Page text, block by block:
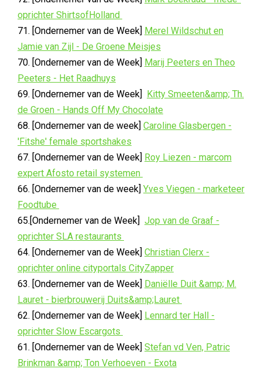
oprichter ShirtsofHolland
71. [Ondernemer van de Week] Merel Wildschut en
Jamie van Zijl - De Groene Meisjes
70. [Ondernemer van de Week] Marij Peeters en Theo
Peeters - Het Raadhuys
69. [Ondernemer van de Week] Kitty Smeeten&amp; Th.
de Groen - Hands Off My Chocolate
68. [Ondernemer van de week] Caroline Glasbergen -
'Fitshe' female sportshakes
67. [Ondernemer van de Week] Roy Liezen - marcom
expert Afosto retail systemen
66. [Ondernemer van de week] Yves Viegen - marketeer
Foodtube
65.[Ondernemer van de Week] Jop van de Graaf -
oprichter SLA restaurants
64. [Ondernemer van de Week] Christian Clerx -
oprichter online cityportals CityZapper
63. [Ondernemer van de Week] Daniëlle Duit &amp; M.
Lauret - bierbrouwerij Duits&amp;Lauret
62. [Ondernemer van de Week] Lennard ter Hall -
oprichter Slow Escargots
61. [Ondernemer van de Week] Stefan vd Ven, Patric
Brinkman &amp; Ton Verhoeven - Exota